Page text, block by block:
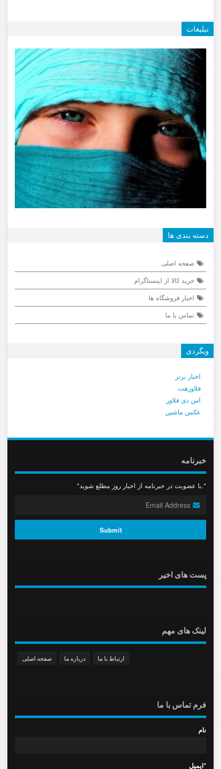
تبلیغات
دسته بندی ها
صفحه اصلی
خرید کالا از اینستاگرام
اخبار فروشگاه ها
تماس با ما
وبگردی
اخبار برتر
فلاورهت
اس دی فلاور
عکس ماشین
خبرنامه
"با عضویت در خبرنامه از اخبار روز مطلع شوید."
پست های اخیر
لینک های مهم
صفحه اصلی درباره ما ارتباط با ما
فرم تماس با ما
نام
ایمیل*